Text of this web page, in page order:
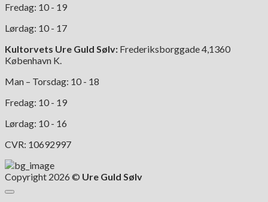
Fredag: 10 - 19
Lørdag: 10 - 17
Kultorvets Ure Guld Sølv: Frederiksborggade 4,1360
København K.
Man – Torsdag: 10 - 18
Fredag: 10 - 19
Lørdag: 10 - 16
CVR: 10692997
Copyright 2026 © Ure Guld Sølv